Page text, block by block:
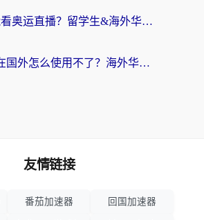
海外哪里能看奥运直播？留学生&海外华人必看的体育赛事观赛终极指南
12123交管在国外怎么使用不了？海外华人必看的无缝访问国内资源指南
友情链接
番茄加速器 回国加速器